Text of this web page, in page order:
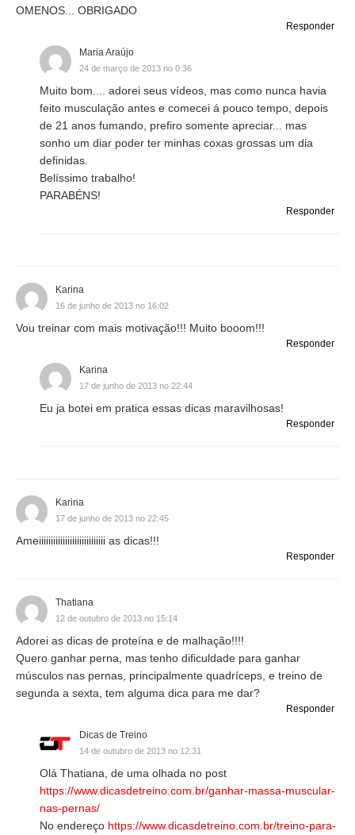
OMENOS... OBRIGADO
Responder
Maria Araújo
24 de março de 2013 no 0:36
Muito bom.... adorei seus vídeos, mas como nunca havia
feito musculação antes e comecei á pouco tempo, depois
de 21 anos fumando, prefiro somente apreciar... mas
sonho um diar poder ter minhas coxas grossas um dia
definidas.
Belíssimo trabalho!
PARABÉNS!
Responder
Karina
16 de junho de 2013 no 16:02
Vou treinar com mais motivação!!! Muito booom!!!
Responder
Karina
17 de junho de 2013 no 22:44
Eu ja botei em pratica essas dicas maravilhosas!
Responder
Karina
17 de junho de 2013 no 22:45
Ameiiiiiiiiiiiiiiiiiiiiiiiiiiii as dicas!!!
Responder
Thatiana
12 de outubro de 2013 no 15:14
Adorei as dicas de proteína e de malhação!!!!
Quero ganhar perna, mas tenho dificuldade para ganhar
músculos nas pernas, principalmente quadríceps, e treino de
segunda a sexta, tem alguma dica para me dar?
Responder
Dicas de Treino
14 de outubro de 2013 no 12:31
Olá Thatiana, de uma olhada no post
https://www.dicasdetreino.com.br/ganhar-massa-muscular-
nas-pernas/
No endereço https://www.dicasdetreino.com.br/treino-para-